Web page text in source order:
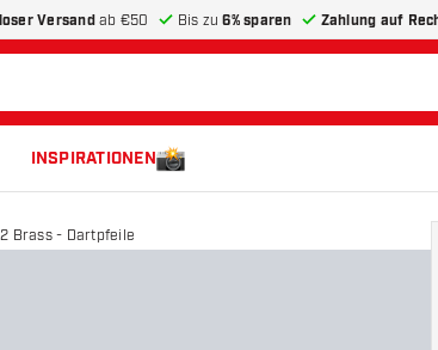
Versandab €50 Bis zu6% sparen Zahlung auf
INSPIRATIONEN
2 Brass - Dartpfeile